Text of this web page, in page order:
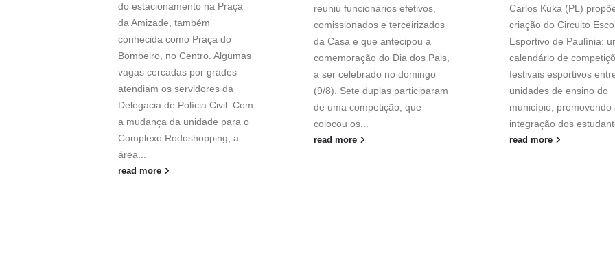
do estacionamento na Praça
da Amizade, também
conhecida como Praça do
Bombeiro, no Centro. Algumas
vagas cercadas por grades
atendiam os servidores da
Delegacia de Polícia Civil. Com
a mudança da unidade para o
Complexo Rodoshopping, a
área...
read more
reuniu funcionários efetivos,
comissionados e terceirizados
da Casa e que antecipou a
comemoração do Dia dos Pais,
a ser celebrado no domingo
(9/8). Sete duplas participaram
de uma competição, que
colocou os...
read more
Carlos Kuka (PL)
criação do Circuito
Esportivo de Paulínia:
calendário de
festivais esportivos
unidades de ensino do
município, promovendo
integração dos
read more